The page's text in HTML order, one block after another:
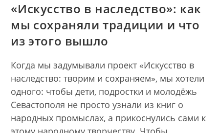
«Искусство в наследство»: как
мы сохраняли традиции и что
из этого вышло
Когда мы задумывали проект «Искусство в
наследство: творим и сохраняем», мы хотели
одного: чтобы дети, подростки и молодёжь
Севастополя не просто узнали из книг о
народных промыслах, а прикоснулись сами к